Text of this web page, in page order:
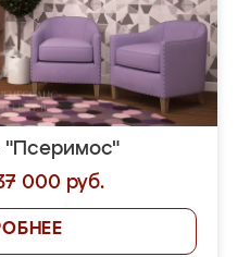
"Псеримос"
000 руб.